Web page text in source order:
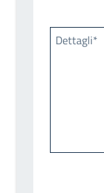
Dettagli*